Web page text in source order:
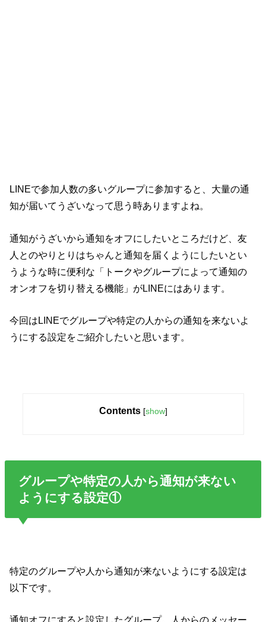
LINEで参加人数の多いグループに参加すると、大量の通
知が届いてうざいなって思う時ありますよね。
通知がうざいから通知をオフにしたいところだけど、友
人とのやりとりはちゃんと通知を届くようにしたいとい
うような時に便利な「トークやグループによって通知の
オンオフを切り替える機能」がLINEにはあります。
今回はLINEでグループや特定の人からの通知を来ないよ
うにする設定をご紹介したいと思います。
Contents [show]
グループや特定の人から通知が来ない
ようにする設定①
特定のグループや人から通知が来ないようにする設定は
以下です。